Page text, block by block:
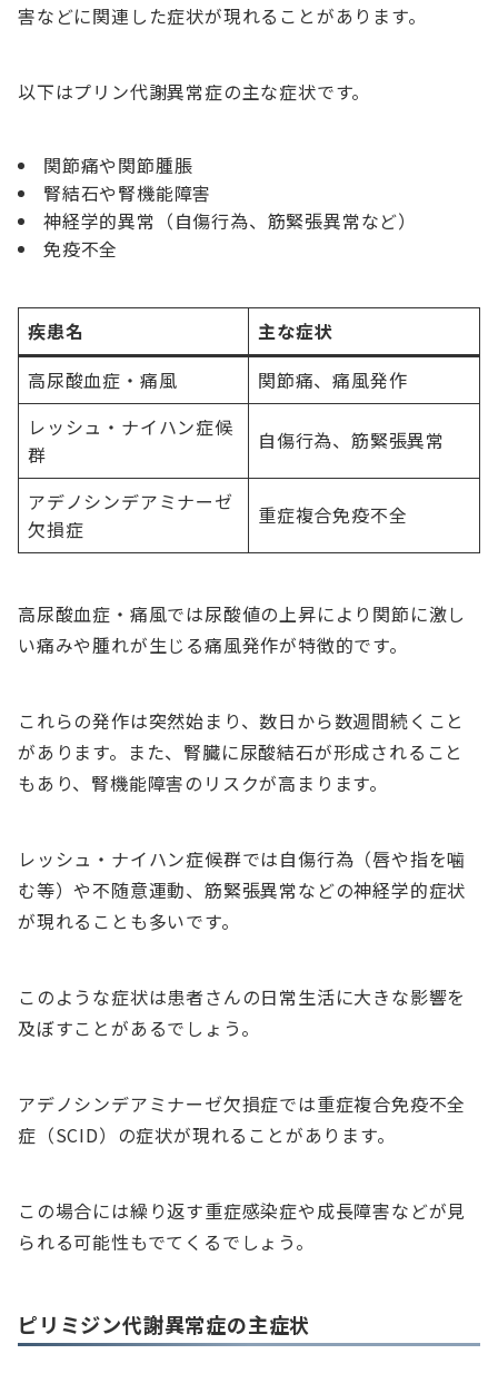
害などに関連した症状が現れることがあります。
以下はプリン代謝異常症の主な症状です。
関節痛や関節腫脹
腎結石や腎機能障害
神経学的異常（自傷行為、筋緊張異常など）
免疫不全
疾患名
主な症状
高尿酸血症・痛風
関節痛、痛風発作
レッシュ・ナイハン症候
群
自傷行為、筋緊張異常
アデノシンデアミナーゼ
欠損症
重症複合免疫不全
高尿酸血症・痛風では尿酸値の上昇により関節に激し
い痛みや腫れが生じる痛風発作が特徴的です。
これらの発作は突然始まり、数日から数週間続くこと
があります。また、腎臓に尿酸結石が形成されること
もあり、腎機能障害のリスクが高まります。
レッシュ・ナイハン症候群では自傷行為（唇や指を噛
む等）や不随意運動、筋緊張異常などの神経学的症状
が現れることも多いです。
このような症状は患者さんの日常生活に大きな影響を
及ぼすことがあるでしょう。
アデノシンデアミナーゼ欠損症では重症複合免疫不全
症（SCID）の症状が現れることがあります。
この場合には繰り返す重症感染症や成長障害などが見
られる可能性もでてくるでしょう。
ピリミジン代謝異常症の主症状